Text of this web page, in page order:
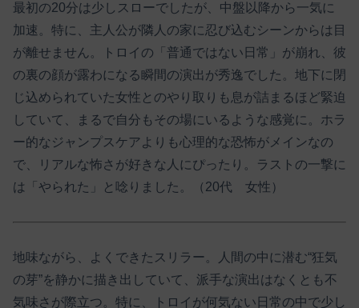
最初の20分は少しスローでしたが、中盤以降から一気に
加速。特に、主人公が隣人の家に忍び込むシーンからは目
が離せません。トロイの「普通ではない日常」が崩れ、彼
の裏の顔が露わになる瞬間の演出が秀逸でした。地下に閉
じ込められていた女性とのやり取りも息が詰まるほど緊迫
していて、まるで自分もその場にいるような感覚に。ホラ
ー的なジャンプスケアよりも心理的な恐怖がメインなの
で、リアルな怖さが好きな人にぴったり。ラストの一撃に
は「やられた」と唸りました。（20代 女性）
地味ながら、よくできたスリラー。人間の中に潜む“狂気
の芽”を静かに描き出していて、派手な演出はなくとも不
気味さが際立つ。特に、トロイが何気ない日常の中で少し